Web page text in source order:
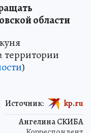
области
территории
)
Ангелина СКИБА
Источник: kp.ru